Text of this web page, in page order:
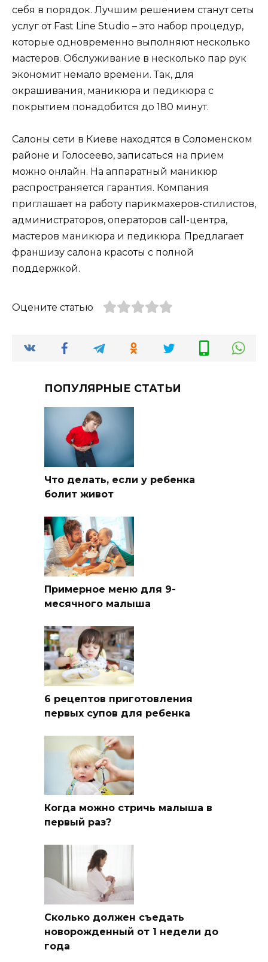
себя в порядок. Лучшим решением станут сеты
услуг от Fast Line Studio – это набор процедур,
которые одновременно выполняют несколько
мастеров. Обслуживание в несколько пар рук
экономит немало времени. Так, для
окрашивания, маникюра и педикюра с
покрытием понадобится до 180 минут.
Салоны сети в Киеве находятся в Соломенском
районе и Голосеево, записаться на прием
можно онлайн. На аппаратный маникюр
распространяется гарантия. Компания
приглашает на работу парикмахеров-стилистов,
администраторов, операторов call-центра,
мастеров маникюра и педикюра. Предлагает
франшизу салона красоты с полной
поддержкой.
Оцените статью
ПОПУЛЯРНЫЕ СТАТЬИ
Что делать, если у ребенка
болит живот
Примерное меню для 9-
месячного малыша
6 рецептов приготовления
первых супов для ребенка
Когда можно стричь малыша в
первый раз?
Сколько должен съедать
новорожденный от 1 недели до
года